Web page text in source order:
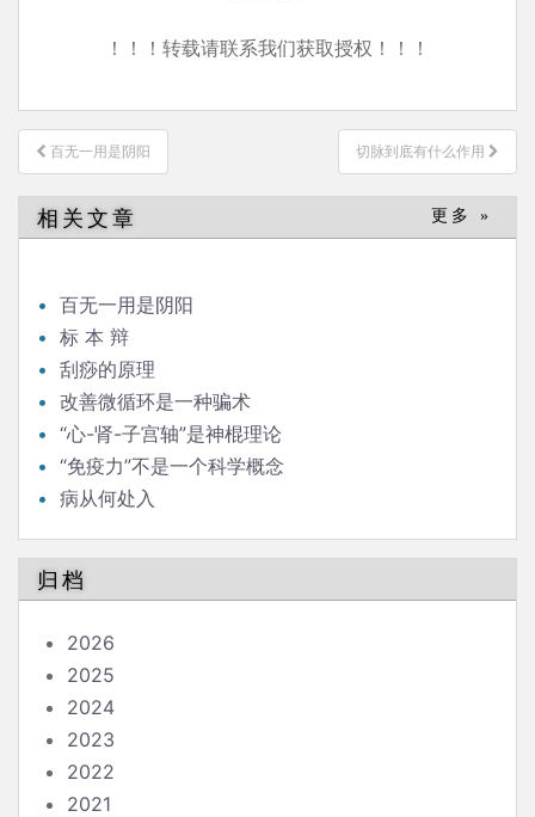
！！！转载请联系我们获取授权！！！
文
章
导
航
百无一用是阴阳 切脉到底有什么作用
相关文章 更多 »
百无一用是阴阳
标 本 辩
刮痧的原理
改善微循环是一种骗术
“心-肾-子宫轴”是神棍理论
“免疫力”不是一个科学概念
病从何处入
归档
2026
2025
2024
2023
2022
2021